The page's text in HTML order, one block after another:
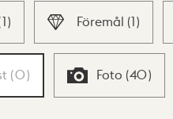
1) Föremål (1)
(0) Foto (40)